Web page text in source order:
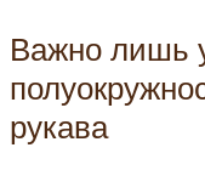
Важно лишь
рукава